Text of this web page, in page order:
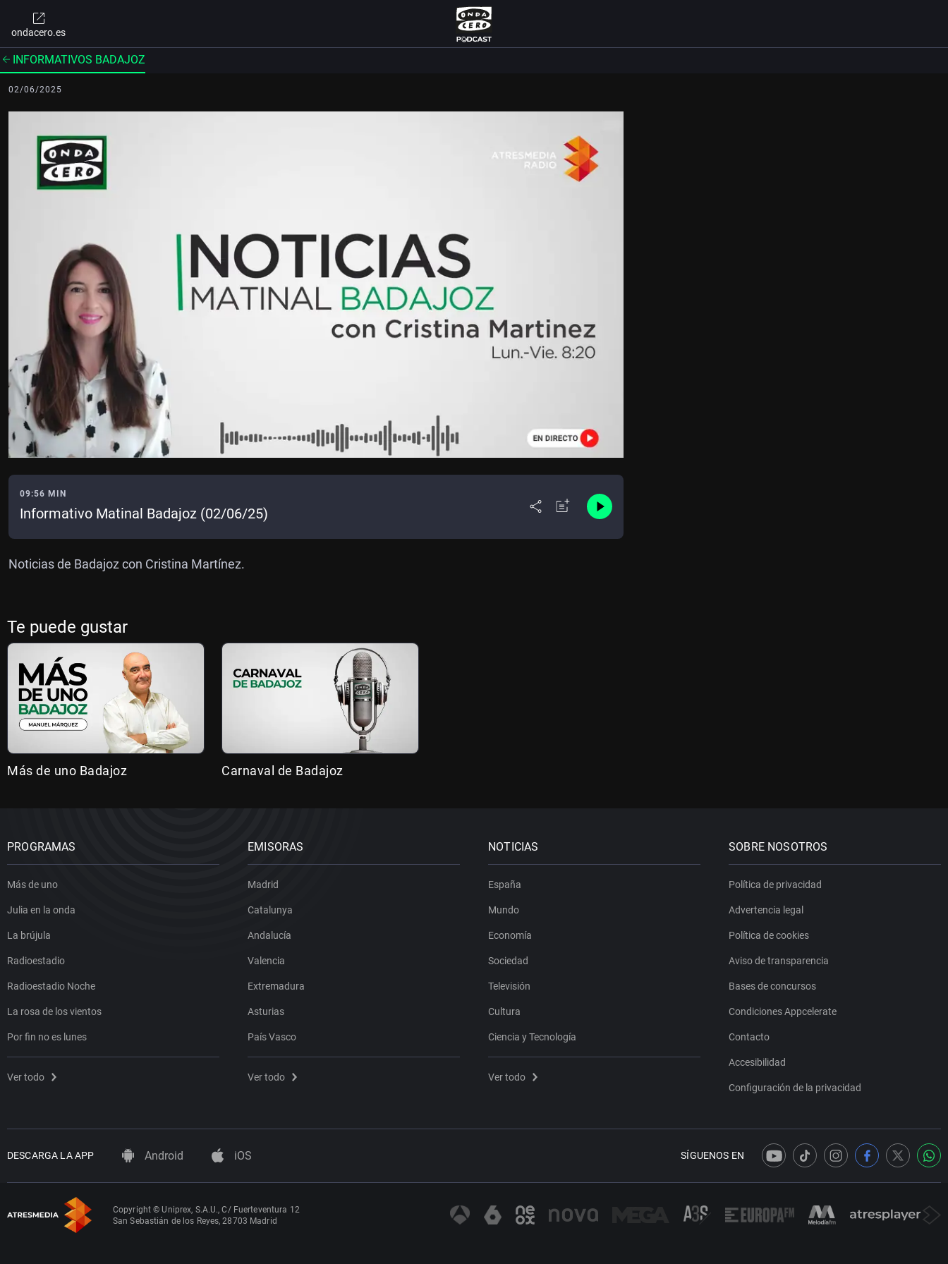
ondacero.es
INFORMATIVOS BADAJOZ
02/06/2025
09:56 MIN
Informativo Matinal Badajoz (02/06/25)
Noticias de Badajoz con Cristina Martínez.
Te puede gustar
Más de uno Badajoz Carnaval de Badajoz
PROGRAMAS
Más de uno
Julia en la onda
La brújula
Radioestadio
Radioestadio Noche
La rosa de los vientos
Por fin no es lunes
Ver todo
EMISORAS
Madrid
Catalunya
Andalucía
Valencia
Extremadura
Asturias
País Vasco
Ver todo
NOTICIAS
España
Mundo
Economía
Sociedad
Televisión
Cultura
Ciencia y Tecnología
Ver todo
SOBRE NOSOTROS
Política de privacidad
Advertencia legal
Política de cookies
Aviso de transparencia
Bases de concursos
Condiciones Appcelerate
Contacto
Accesibilidad
Configuración de la privacidad
DESCARGA LA APP Android iOS SÍGUENOS EN
Copyright © Uniprex, S.A.U., C/ Fuerteventura 12
San Sebastián de los Reyes, 28703 Madrid